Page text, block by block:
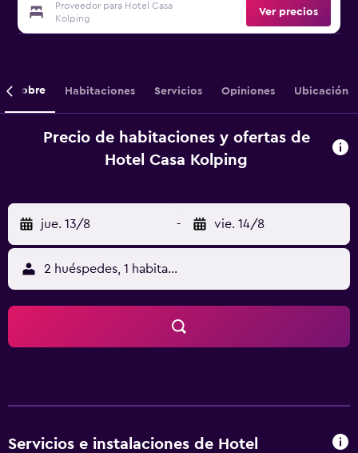
Proveedor para Hotel Casa
Kolping
Ver precios
Sobre Habitaciones Servicios Opiniones Ubicación
Precio de habitaciones y ofertas de
Hotel Casa Kolping
jue. 13/8 - vie. 14/8
2 huéspedes, 1 habitación
Servicios e instalaciones de Hotel